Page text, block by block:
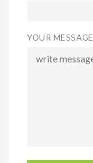
YOUR MESSAGE